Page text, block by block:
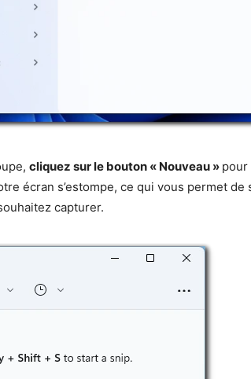
cliquez sur le bouton « Nouveau » pour
écran s’estompe, ce qui vous permet
capturer.